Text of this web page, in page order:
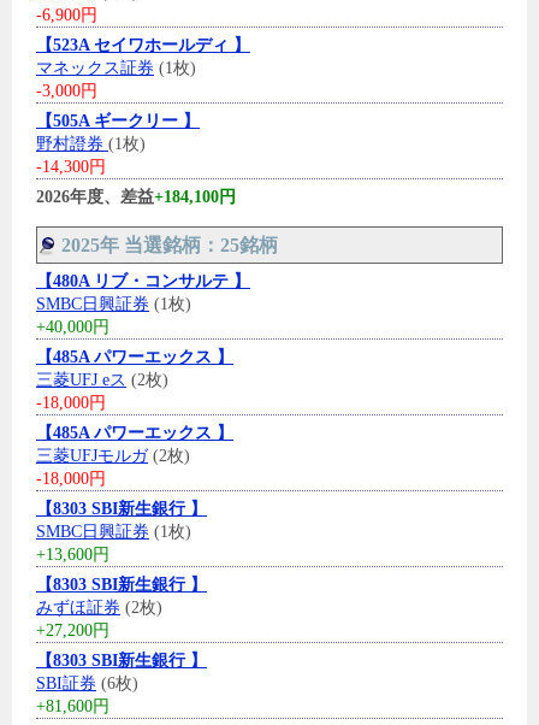
-6,900円
【523A セイワホールディ 】
マネックス証券 (1枚)
-3,000円
【505A ギークリー 】
野村證券 (1枚)
-14,300円
2026年度、差益+184,100円
2025年 当選銘柄：25銘柄
【480A リブ・コンサルテ 】
SMBC日興証券 (1枚)
+40,000円
【485A パワーエックス 】
三菱UFJ eス (2枚)
-18,000円
【485A パワーエックス 】
三菱UFJモルガ(2枚)
-18,000円
【8303 SBI新生銀行 】
SMBC日興証券 (1枚)
+13,600円
【8303 SBI新生銀行 】
みずほ証券 (2枚)
+27,200円
【8303 SBI新生銀行 】
SBI証券 (6枚)
+81,600円